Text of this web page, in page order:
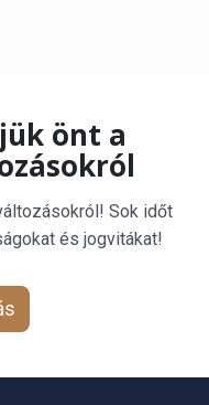
önt a
Sok időt
és jogvitákat!